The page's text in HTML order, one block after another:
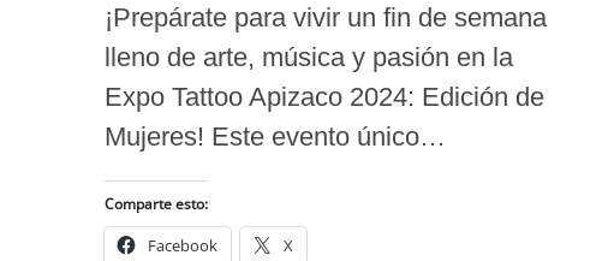
¡Prepárate para vivir un fin de semana
lleno de arte, música y pasión en la
Expo Tattoo Apizaco 2024: Edición de
Mujeres! Este evento único…
Comparte esto:
Facebook X